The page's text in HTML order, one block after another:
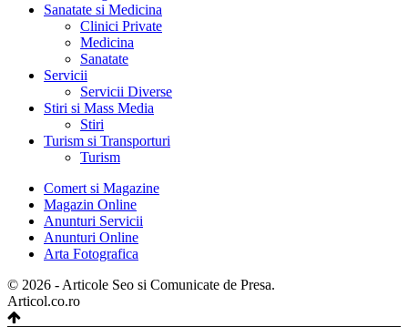
Sanatate si Medicina
Clinici Private
Medicina
Sanatate
Servicii
Servicii Diverse
Stiri si Mass Media
Stiri
Turism si Transporturi
Turism
Comert si Magazine
Magazin Online
Anunturi Servicii
Anunturi Online
Arta Fotografica
© 2026 - Articole Seo si Comunicate de Presa.
Articol.co.ro